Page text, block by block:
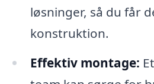
løsninger, så du får
konstruktion.
Effektiv montage: